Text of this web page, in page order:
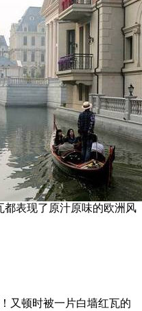
表现了原汁原味的欧洲风
又顿时被一片白墙红瓦的